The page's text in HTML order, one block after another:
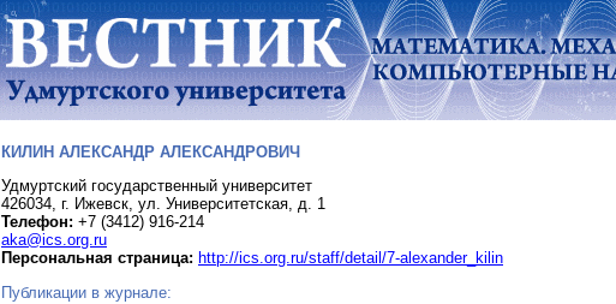
КИЛИН АЛЕКСАНДР АЛЕКСАНДРОВИЧ
Удмуртский государственный университет
426034, г. Ижевск, ул. Университетская, д. 1
Телефон: +7 (3412) 916-214
aka@ics.org.ru
Персональная страница: http://ics.org.ru/staff/detail/7-alexander_kilin
Публикации в журнале: